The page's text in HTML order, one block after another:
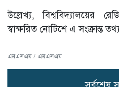
উল্লেখ্য, বিশ্ববিদ্যালয়ের
স্বাক্ষরিত নোটিশে এ সংক্রান্ত
এমএসএম / এমএসএম